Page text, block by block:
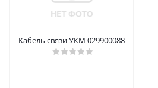
Кабель связи УКМ 029900088